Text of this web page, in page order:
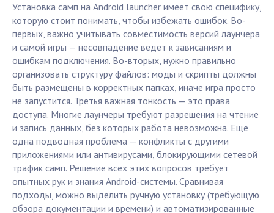
Установка самп на Android launcher имеет свою специфику,
которую стоит понимать, чтобы избежать ошибок. Во-
первых, важно учитывать совместимость версий лаунчера
и самой игры — несовпадение ведет к зависаниям и
ошибкам подключения. Во-вторых, нужно правильно
организовать структуру файлов: моды и скрипты должны
быть размещены в корректных папках, иначе игра просто
не запустится. Третья важная тонкость — это права
доступа. Многие лаунчеры требуют разрешения на чтение
и запись данных, без которых работа невозможна. Ещё
одна подводная проблема — конфликты с другими
приложениями или антивирусами, блокирующими сетевой
трафик самп. Решение всех этих вопросов требует
опытных рук и знания Android-системы. Сравнивая
подходы, можно выделить ручную установку (требующую
обзора документации и времени) и автоматизированные